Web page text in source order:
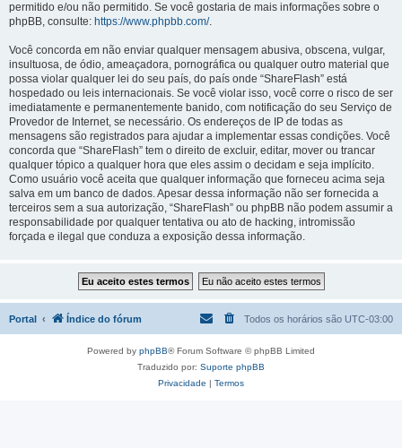
permitido e/ou não permitido. Se você gostaria de mais informações sobre o
phpBB, consulte: https://www.phpbb.com/.
Você concorda em não enviar qualquer mensagem abusiva, obscena, vulgar,
insultuosa, de ódio, ameaçadora, pornográfica ou qualquer outro material que
possa violar qualquer lei do seu país, do país onde “ShareFlash” está
hospedado ou leis internacionais. Se você violar isso, você corre o risco de ser
imediatamente e permanentemente banido, com notificação do seu Serviço de
Provedor de Internet, se necessário. Os endereços de IP de todas as
mensagens são registrados para ajudar a implementar essas condições. Você
concorda que “ShareFlash” tem o direito de excluir, editar, mover ou trancar
qualquer tópico a qualquer hora que eles assim o decidam e seja implícito.
Como usuário você aceita que qualquer informação que forneceu acima seja
salva em um banco de dados. Apesar dessa informação não ser fornecida a
terceiros sem a sua autorização, “ShareFlash” ou phpBB não podem assumir a
responsabilidade por qualquer tentativa ou ato de hacking, intromissão
forçada e ilegal que conduza a exposição dessa informação.
Portal Índice do fórum Todos os horários são UTC-03:00
Powered by phpBB® Forum Software © phpBB Limited
Traduzido por: Suporte phpBB
Privacidade | Termos